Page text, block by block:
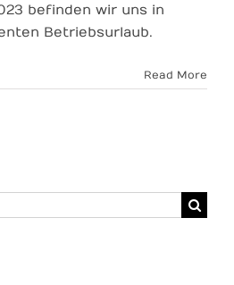
befinden wir uns in
Betriebsurlaub.
Read More